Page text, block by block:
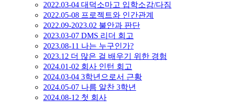
2022.03-04 대덕소마고 입학소감/다짐
2022.05-08 프로젝트와 인간관계
2022.09-2023.02 불안과 판단
2023.03-07 DMS 리더 회고
2023.08-11 나는 누구인가?
2023.12 더 많은 걸 배우기 위한 경험
2024.01-02 회사 인턴 회고
2024.03-04 3학년으로서 근황
2024.05-07 나름 알찬 3학년
2024.08-12 첫 회사